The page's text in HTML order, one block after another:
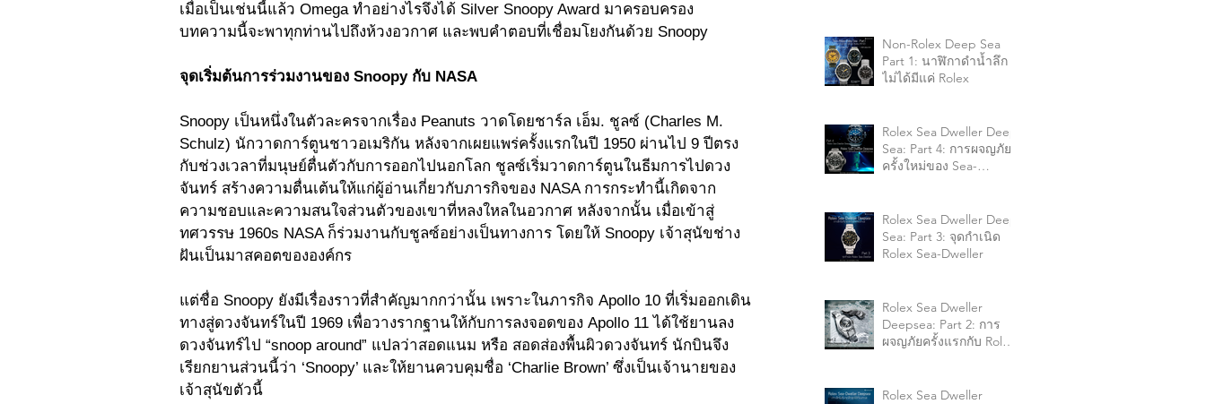
เมื่อเป็นเช่นนี้แล้ว Omega ทำอย่างไรจึงได้ Silver Snoopy Award มาครอบครอง
บทความนี้จะพาทุกท่านไปถึงห้วงอวกาศ และพบคำตอบที่เชื่อมโยงกันด้วย Snoopy
จุดเริ่มต้นการร่วมงานของ Snoopy กับ NASA
Snoopy เป็นหนึ่งในตัวละครจากเรื่อง Peanuts วาดโดยชาร์ล เอ็ม. ชูลซ์ (Charles M.
Schulz) นักวาดการ์ตูนชาวอเมริกัน หลังจากเผยแพร่ครั้งแรกในปี 1950 ผ่านไป 9 ปีตรง
กับช่วงเวลาที่มนุษย์ตื่นตัวกับการออกไปนอกโลก ชูลซ์เริ่มวาดการ์ตูนในธีมการไปดวง
จันทร์ สร้างความตื่นเต้นให้แก่ผู้อ่านเกี่ยวกับภารกิจของ NASA การกระทำนี้เกิดจาก
ความชอบและความสนใจส่วนตัวของเขาที่หลงใหลในอวกาศ หลังจากนั้น เมื่อเข้าสู่
ทศวรรษ 1960s NASA ก็ร่วมงานกับชูลซ์อย่างเป็นทางการ โดยให้ Snoopy เจ้าสุนัขช่าง
ฝันเป็นมาสคอตขององค์กร
แต่ชื่อ Snoopy ยังมีเรื่องราวที่สำคัญมากกว่านั้น เพราะในภารกิจ Apollo 10 ที่เริ่มออกเดิน
ทางสู่ดวงจันทร์ในปี 1969 เพื่อวางรากฐานให้กับการลงจอดของ Apollo 11 ได้ใช้ยานลง
ดวงจันทร์ไป “snoop around” แปลว่าสอดแนม หรือ สอดส่องพื้นผิวดวงจันทร์ นักบินจึง
เรียกยานส่วนนี้ว่า ‘Snoopy’ และให้ยานควบคุมชื่อ ‘Charlie Brown’ ซึ่งเป็นเจ้านายของ
เจ้าสุนัขตัวนี้
Non-Rolex Deep Sea
Part 1: นาฬิกาดำน้ำลึก
ไม่ได้มีแค่ Rolex
Rolex Sea Dweller Deep
Sea: Part 4: การผจญภัย
ครั้งใหม่ของ Sea-
Rolex Sea Dweller Deep
Sea: Part 3: จุดกำเนิด
Rolex Sea-Dweller
Rolex Sea Dweller
Deepsea: Part 2: การ
ผจญภัยครั้งแรกกับ Rolex
Rolex Sea Dweller